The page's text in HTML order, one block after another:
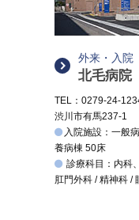
外来・入院
北毛病院
TEL：0279-24-
渋川市有馬237-1
入院施設：一般
養病棟 50床
診療科目：内科
肛門外科 / 精神科 /